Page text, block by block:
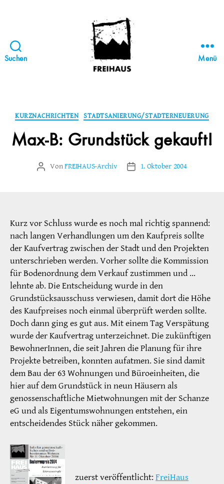
Suchen
STATTBAU
HAMBURG
Menü
Kategorien
KURZNACHRICHTEN STADTSANIERUNG/STADTERNEUERUNG
Max-B: Grundstück gekauft!
Beitragsautor
VonFREIHAUS-Archiv Veröffentlichungsdatum
1. Oktober 2004
Kurz vor Schluss wurde es noch mal richtig spannend:
nach langen Verhandlungen um den Kaufpreis sollte
der Kaufvertrag zwischen der Stadt und den Projekten
unterschrieben werden. Vorher sollte die Kommission
für Bodenordnung dem Verkauf zustimmen und …
lehnte ab. Die Entscheidung wurde in den
Grundstücksausschuss verwiesen, damit dort die Höhe
des Kaufpreises noch einmal überprüft werden sollte.
Doch dann ging es gut aus. Mit einem Tag Verspätung
wurde der Kaufvertrag unterzeichnet. Die zukünftigen
BewohnerInnen, die seit Jahren die Planung für ihre
Projekte betreiben, konnten aufatmen. Sie sind damit
dem Bau der 63 Wohnungen und Büroeinheiten, die
hier auf dem Grundstück in neun Häusern als
genossenschaftliche Mietwohnungen mit der Schanze
eG und als Eigentumswohnungen entstehen, ein
entscheidendes Stück näher gekommen.
zuerst veröffentlicht:FreiHaus